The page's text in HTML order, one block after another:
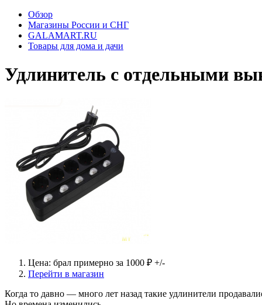
Обзор
Магазины России и СНГ
GALAMART.RU
Товары для дома и дачи
Удлинитель с отдельными
Цена: брал примерно за 1000 ₽ +/-
Перейти в магазин
Когда то давно — много лет назад такие удлинители